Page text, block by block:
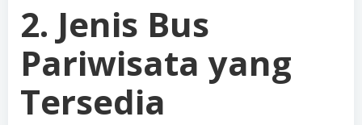
2. Jenis Bus
Pariwisata yang
Tersedia